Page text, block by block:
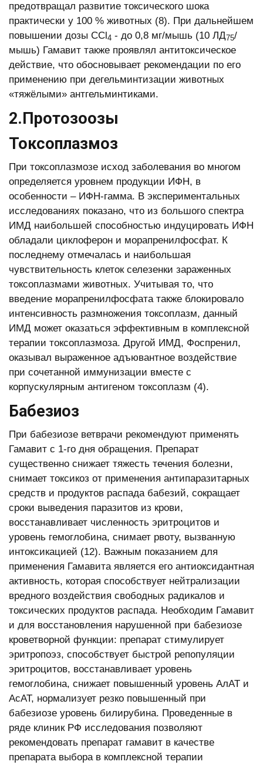
предотвращал развитие токсического шока
практически у 100 % животных (8). При дальнейшем
повышении дозы ССl4 - до 0,8 мг/мышь (10 ЛД75/
мышь) Гамавит также проявлял антитоксическое
действие, что обосновывает рекомендации по его
применению при дегельминтизации животных
«тяжёлыми» антгельминтиками.
2.Протозоозы
Токсоплазмоз
При токсоплазмозе исход заболевания во многом
определяется уровнем продукции ИФН, в
особенности – ИФН-гамма. В экспериментальных
исследованиях показано, что из большого спектра
ИМД наибольшей способностью индуцировать ИФН
обладали циклоферон и морапренилфосфат. К
последнему отмечалась и наибольшая
чувствительность клеток селезенки зараженных
токсоплазмами животных. Учитывая то, что
введение морапренилфосфата также блокировало
интенсивность размножения токсоплазм, данный
ИМД может оказаться эффективным в комплексной
терапии токсоплазмоза. Другой ИМД, Фоспренил,
оказывал выраженное адъювантное воздействие
при сочетанной иммунизации вместе с
корпускулярным антигеном токсоплазм (4).
Бабезиоз
При бабезиозе ветврачи рекомендуют применять
Гамавит с 1-го дня обращения. Препарат
существенно снижает тяжесть течения болезни,
снимает токсикоз от применения антипаразитарных
средств и продуктов распада бабезий, сокращает
сроки выведения паразитов из крови,
восстанавливает численность эритроцитов и
уровень гемоглобина, снимает рвоту, вызванную
интоксикацией (12). Важным показанием для
применения Гамавита является его антиоксидантная
активность, которая способствует нейтрализации
вредного воздействия свободных радикалов и
токсических продуктов распада. Необходим Гамавит
и для восстановления нарушенной при бабезиозе
кроветворной функции: препарат стимулирует
эритропоэз, способствует быстрой репопуляции
эритроцитов, восстанавливает уровень
гемоглобина, снижает повышенный уровень АлАТ и
АсАТ, нормализует резко повышенный при
бабезиозе уровень билирубина. Проведенные в
ряде клиник РФ исследования позволяют
рекомендовать препарат гамавит в качестве
препарата выбора в комплексной терапии